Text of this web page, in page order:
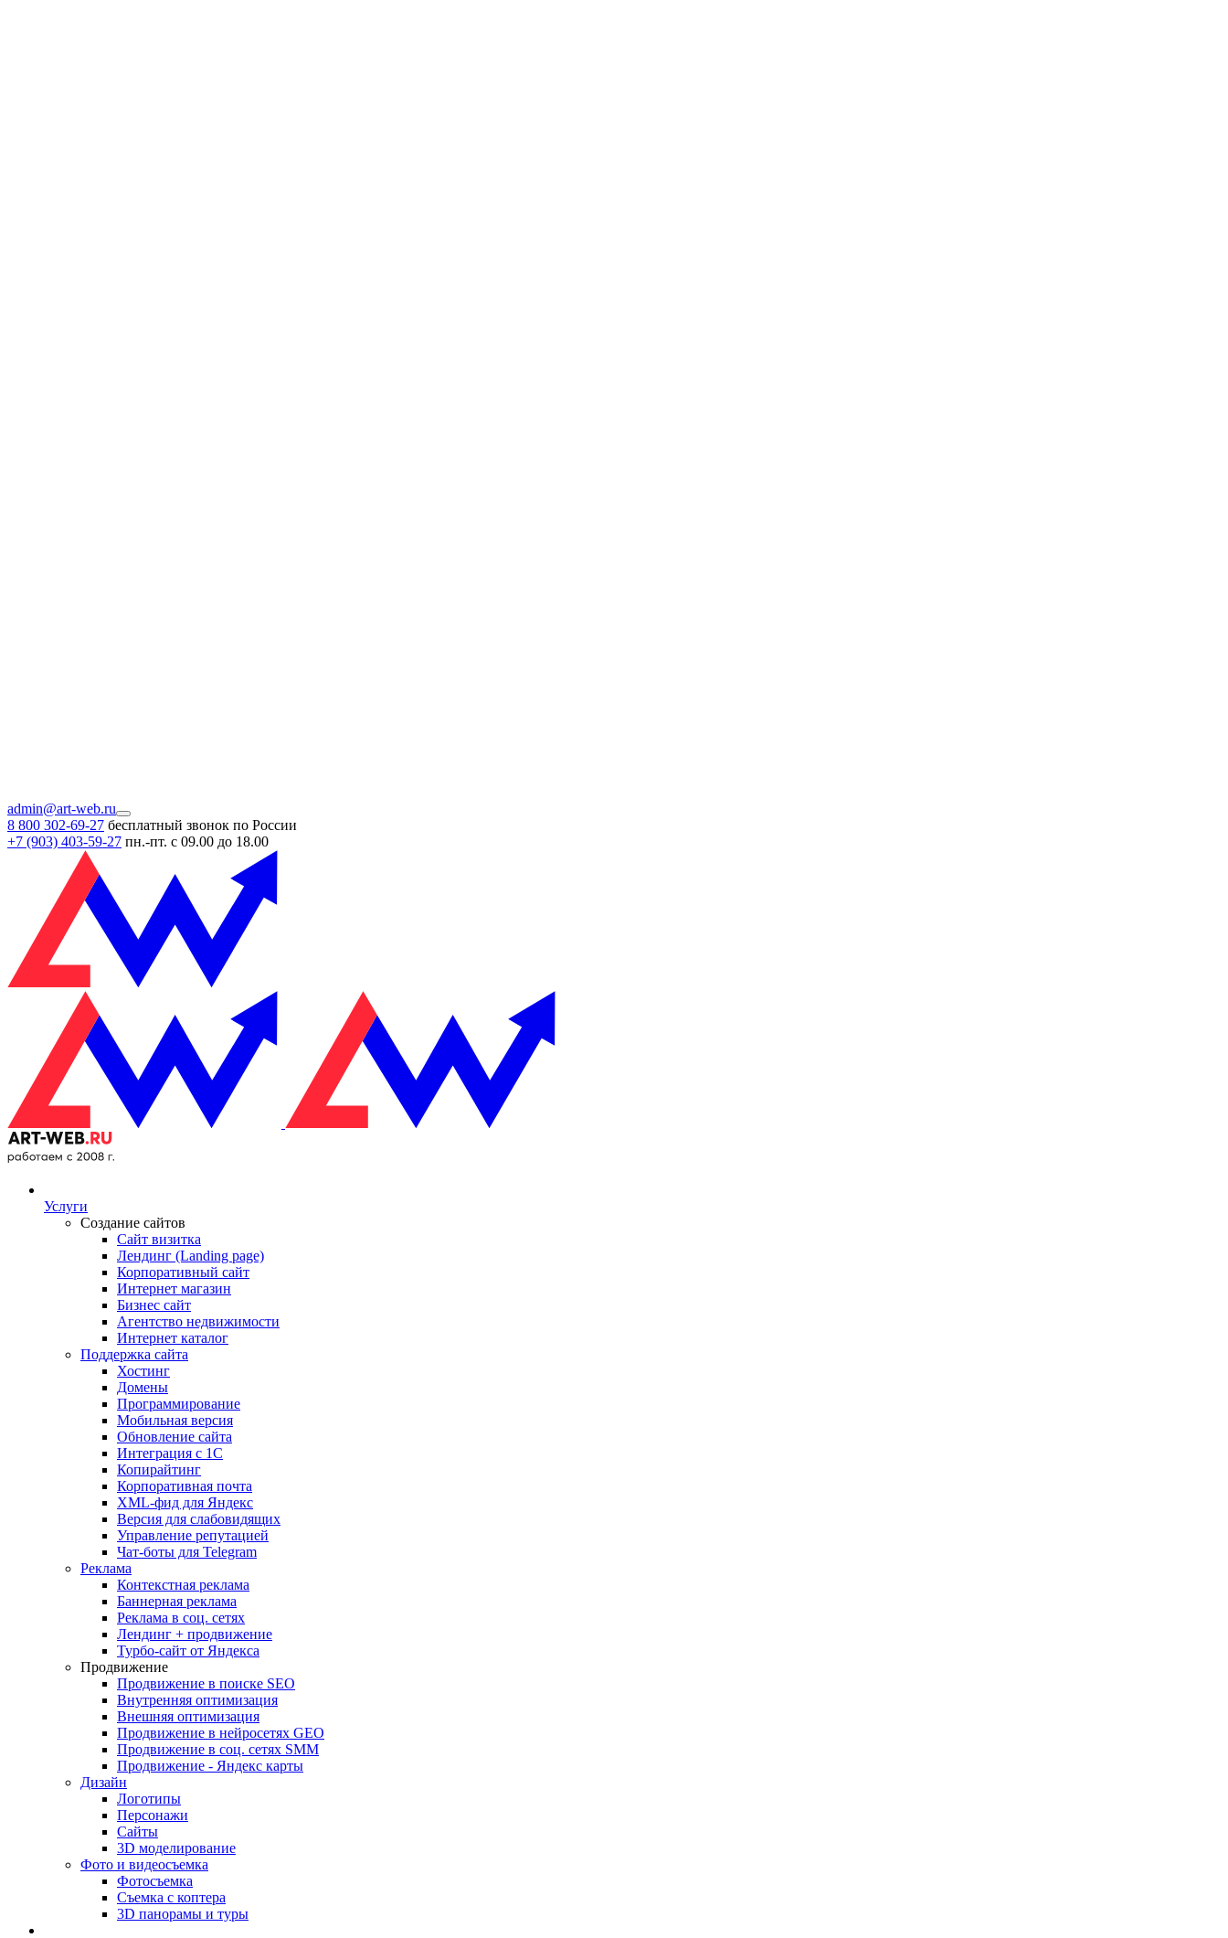
admin@art-web.ru
8 800 302-69-27 бесплатный звонок по России
+7 (903) 403-59-27 пн.-пт. с 09.00 до 18.00
Услуги
Создание сайтов
Сайт визитка
Лендинг (Landing page)
Корпоративный сайт
Интернет магазин
Бизнес сайт
Агентство недвижимости
Интернет каталог
Поддержка сайта
Хостинг
Домены
Программирование
Мобильная версия
Обновление сайта
Интеграция с 1С
Копирайтинг
Корпоративная почта
XML-фид для Яндекс
Версия для слабовидящих
Управление репутацией
Чат-боты для Telegram
Реклама
Контекстная реклама
Баннерная реклама
Реклама в соц. сетях
Лендинг + продвижение
Турбо-сайт от Яндекса
Продвижение
Продвижение в поиске SEO
Внутренняя оптимизация
Внешняя оптимизация
Продвижение в нейросетях GEO
Продвижение в соц. сетях SMM
Продвижение - Яндекс карты
Дизайн
Логотипы
Персонажи
Сайты
3D моделирование
Фото и видеосъемка
Фотосъемка
Съемка с коптера
3D панорамы и туры